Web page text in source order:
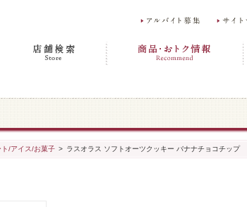
ト/アイス/お菓子 > ラスオラス ソフトオーツクッキー バナナチョコチップ